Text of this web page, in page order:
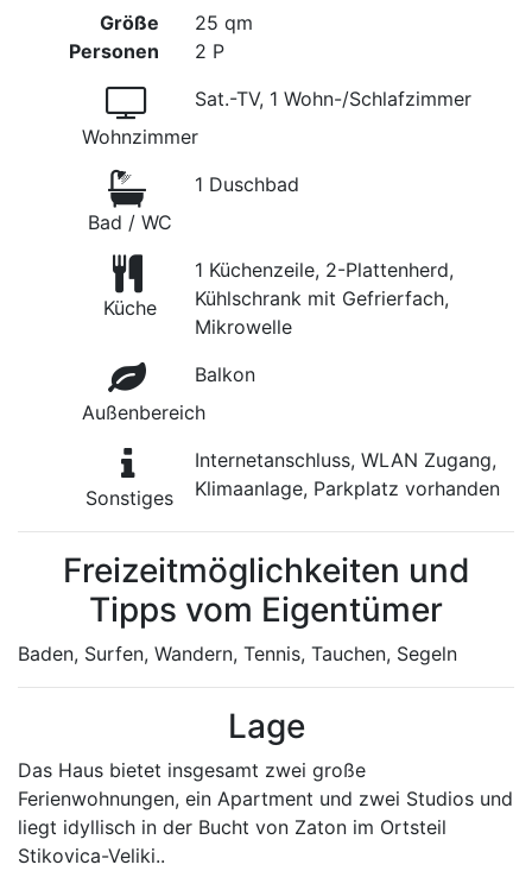
Größe
Personen
25 qm
2 P
Wohnzimmer
Sat.-TV, 1 Wohn-/Schlafzimmer
Bad / WC
1 Duschbad
Küche
1 Küchenzeile, 2-Plattenherd,
Kühlschrank mit Gefrierfach,
Mikrowelle
Außenbereich
Balkon
Sonstiges
Internetanschluss, WLAN Zugang,
Klimaanlage, Parkplatz vorhanden
Freizeitmöglichkeiten und
Tipps vom Eigentümer
Baden, Surfen, Wandern, Tennis, Tauchen, Segeln
Lage
Das Haus bietet insgesamt zwei große
Ferienwohnungen, ein Apartment und zwei Studios und
liegt idyllisch in der Bucht von Zaton im Ortsteil
Stikovica-Veliki..